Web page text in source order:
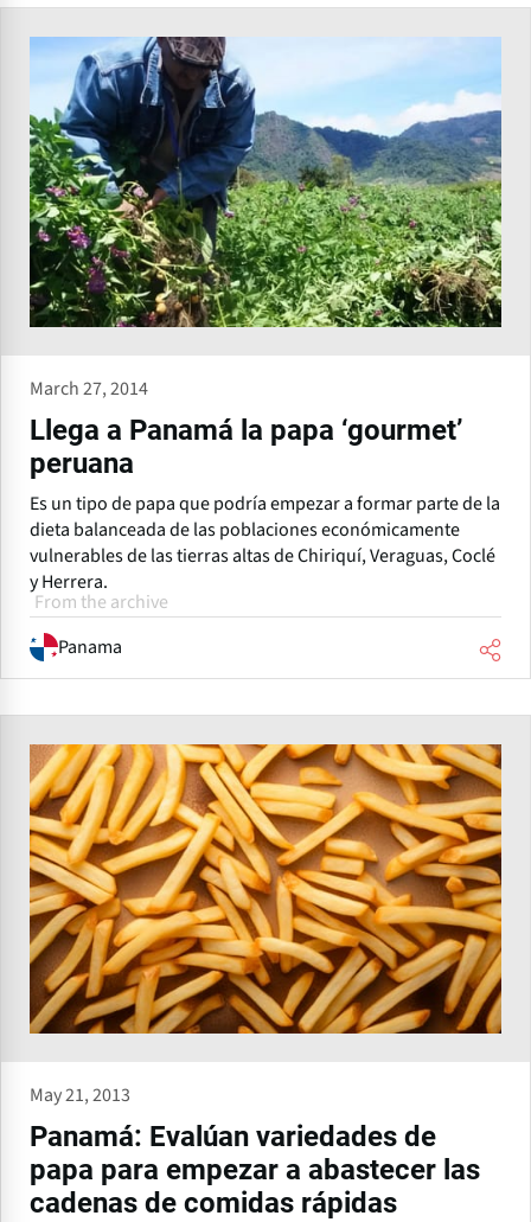
March 27, 2014
Llega a Panamá la papa ‘gourmet’
peruana
Es un tipo de papa que podría empezar a formar parte de la
dieta balanceada de las poblaciones económicamente
vulnerables de las tierras altas de Chiriquí, Veraguas, Coclé
y Herrera.
From the archive
Panama
May 21, 2013
Panamá: Evalúan variedades de
papa para empezar a abastecer las
cadenas de comidas rápidas